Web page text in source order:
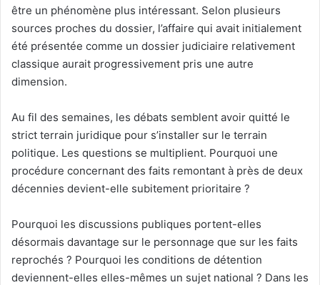
être un phénomène plus intéressant. Selon plusieurs
sources proches du dossier, l’affaire qui avait initialement
été présentée comme un dossier judiciaire relativement
classique aurait progressivement pris une autre
dimension.
Au fil des semaines, les débats semblent avoir quitté le
strict terrain juridique pour s’installer sur le terrain
politique. Les questions se multiplient. Pourquoi une
procédure concernant des faits remontant à près de deux
décennies devient-elle subitement prioritaire ?
Pourquoi les discussions publiques portent-elles
désormais davantage sur le personnage que sur les faits
reprochés ? Pourquoi les conditions de détention
deviennent-elles elles-mêmes un sujet national ? Dans les